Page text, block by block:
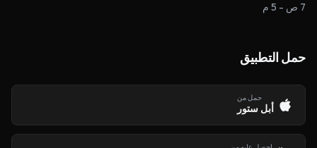
7 ص - 5 م
حمل التطبيق
حمل من
أبل ستور